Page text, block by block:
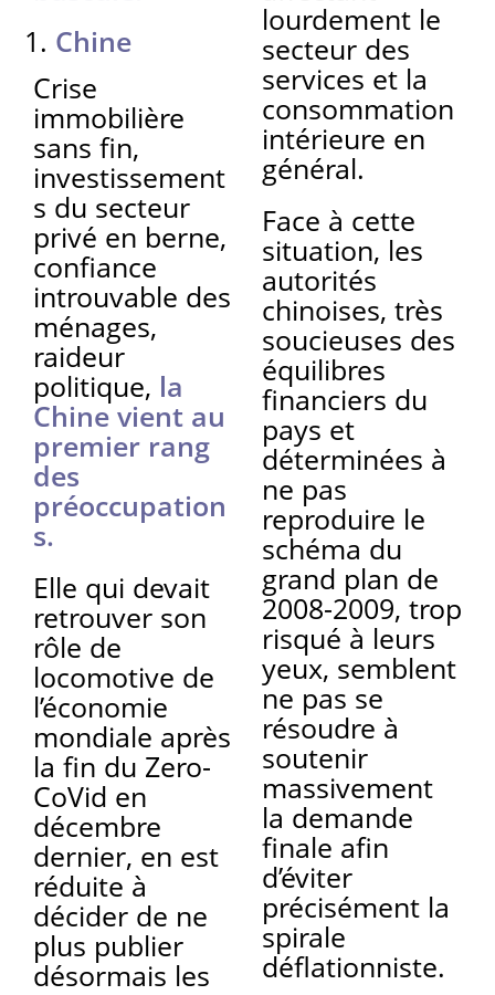
Chine
Crise
immobilière
sans fin,
investissement
s du secteur
privé en berne,
confiance
introuvable des
ménages,
raideur
politique, la
Chine vient au
premier rang
des
préoccupation
s.
Elle qui devait
retrouver son
rôle de
locomotive de
l’économie
mondiale après
la fin du Zero-
CoVid en
décembre
dernier, en est
réduite à
décider de ne
plus publier
désormais les
lourdement le
secteur des
services et la
consommation
intérieure en
général.
Face à cette
situation, les
autorités
chinoises, très
soucieuses des
équilibres
financiers du
pays et
déterminées à
ne pas
reproduire le
schéma du
grand plan de
2008-2009, trop
risqué à leurs
yeux, semblent
ne pas se
résoudre à
soutenir
massivement
la demande
finale afin
d’éviter
précisément la
spirale
déflationniste.